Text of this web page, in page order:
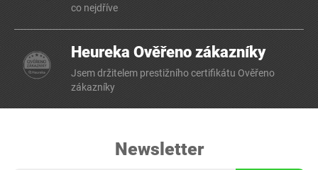
co nejdříve
Heureka Ověřeno zákazníky
Jsem držitelem prestižního certifikátu Ověřeno
zákazníky
Newsletter